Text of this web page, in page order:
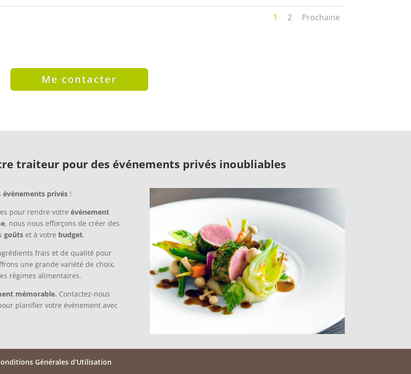
1 2 Prochaine
Me contacter
traiteur pour des événements privés inoubliables
évènements privés !
pour rendre votreévénement
, nous nous efforçons de créer des
goûts et à votre budget.
frais et de qualité pour
une grande variété de choix,
régimes alimentaires.
mémorable. Contactez-nous
planifier votre événement avec
Générales d’Utilisation